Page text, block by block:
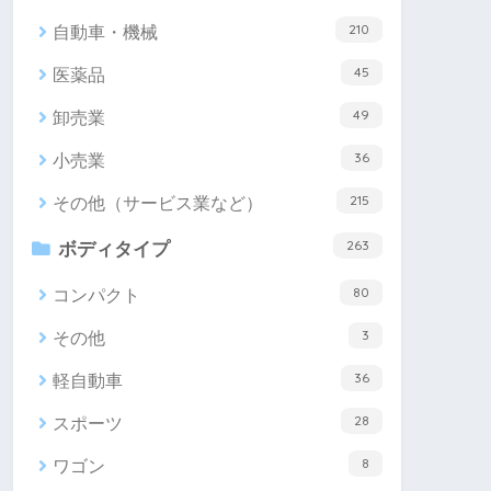
自動車・機械 210
医薬品 45
卸売業 49
小売業 36
その他（サービス業など） 215
ボディタイプ 263
コンパクト 80
その他 3
軽自動車 36
スポーツ 28
ワゴン 8